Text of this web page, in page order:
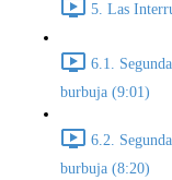
5. Las
6.1.
burbuja (9:01)
6.2.
burbuja (8:20)